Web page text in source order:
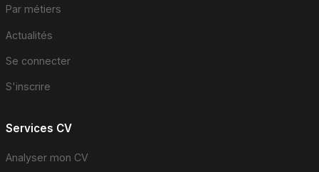
Par métiers
Actualités
Se connecter
S'inscrire
Services CV
Analyser mon CV